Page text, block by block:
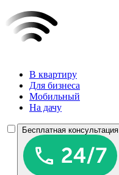
В квартиру
Для бизнеса
Мобильный
На дачу
Бесплатная консультация